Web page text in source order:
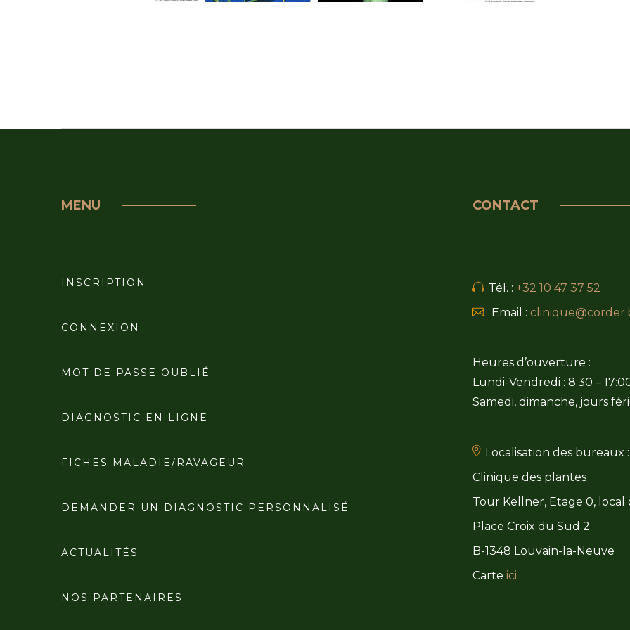
MENU
INSCRIPTION
CONNEXION
MOT DE PASSE OUBLIÉ
DIAGNOSTIC EN LIGNE
FICHES MALADIE/RAVAGEUR
DEMANDER UN DIAGNOSTIC PERSONNALISÉ
ACTUALITÉS
NOS PARTENAIRES
CONTACT
Tél. : +32 10 47 37 52
Email :
Heures d’ouverture :
Lundi-Vendredi : 8:30 –
Samedi, dimanche, jours
Localisation des bureaux :
Clinique des plantes
Tour Kellner, Etage 0, local
Place Croix du Sud 2
B-1348 Louvain-la-Neuve
Carte ici